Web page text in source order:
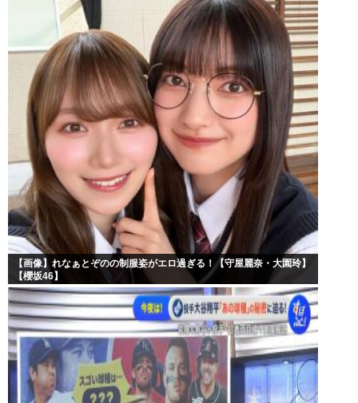
【画像】れなぁとぞのの制服姿がエロ過ぎる！【守屋麗奈・大園玲】
【櫻坂46】